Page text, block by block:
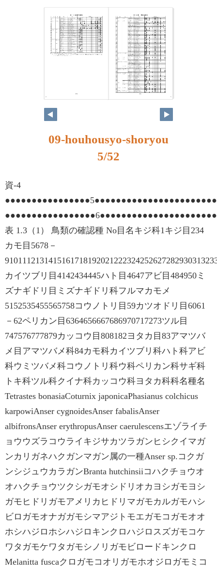
4 5
09-houhousyo-shoryou
5/52
資-4
表 1.3（1） 鳥類の確認種 No目名キジ科1キジ目234
カモ目5678－
カイツブリ目4142434445ハト目4647アビ目484950ミ
ズナギドリ目ミズナギドリ科フルマカモメ
5152535455565758コウノトリ目59カツオドリ目6061
－62ペリカン目6364656667686970717273ツル目
747576777879カッコウ目808182ヨタカ目83アマツバ
メ目アマツバメ科84カモ科カイツブリ科ハト科アビ
科ウミツバメ科コウノトリ科ウ科ペリカン科サギ科
トキ科ツル科クイナ科カッコウ科ヨタカ科科名種名
Tetrastes bonasiaCoturnix japonicaPhasianus colchicus
karpowiAnser cygnoidesAnser fabalisAnser
albifronsAnser erythropusAnser caerulescensエゾライチ
ョウウズラコウライキジサカツラガンヒシクイマガ
ンカリガネハクガンマガン属の一種Anser sp.コクガ
ンシジュウカラガンBranta hutchinsiiコハクチョウオ
オハクチョウツクシガモオシドリオカヨシガモヨシ
ガモヒドリガモアメリカヒドリマガモカルガモハシ
ビロガモオナガガモシマアジトモエガモコガモオオ
ホシハジロホシハジロキンクロハジロスズガモコケ
ワタガモケワタガモシノリガモビロードキンクロ
Melanitta fuscaクロガモコオリガモホオジロガモミコ